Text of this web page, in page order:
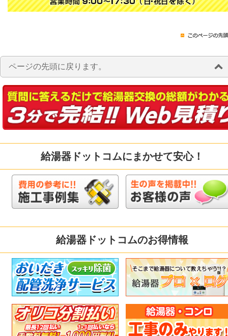
ページの先頭に戻ります。
給湯器ドットコムにまかせて安心！
給湯器ドットコムのお得情報